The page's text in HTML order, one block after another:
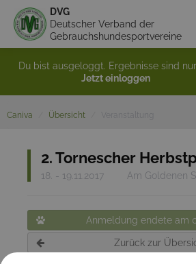
DVG
Deutscher Verband der
Gebrauchshundesportvereine
Du bist ausgeloggt. Ergebnisse sind
Jetzt einloggen
Caniva Übersicht
2. Tornescher
18. - 19.11.2017 Am Goldenen
Anmeldung endete am
Zurück zur